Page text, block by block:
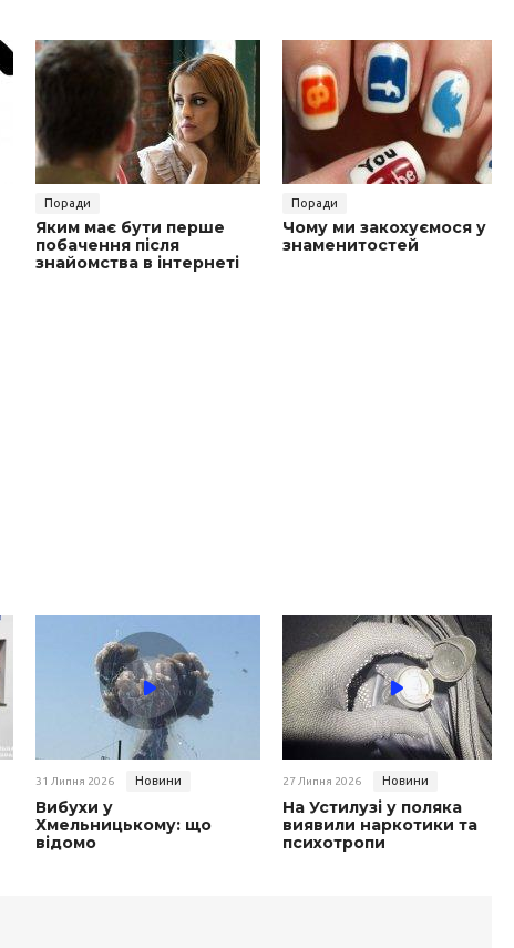
Поради
Яким має бути перше
побачення після
знайомства в інтернеті
Поради
Чому ми закохуємося у
знаменитостей
31 Липня 2026 Новини
Вибухи у
Хмельницькому: що
відомо
27 Липня 2026 Новини
На Устилузі у поляка
виявили наркотики та
психотропи